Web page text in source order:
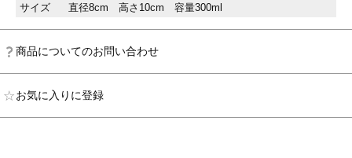
サイズ
直径8cm 高さ10cm 容量300ml
商品についてのお問い合わせ
お気に入りに登録